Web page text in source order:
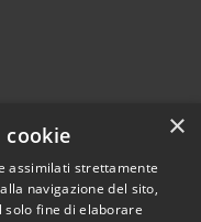
×
assimilati strettamente
navigazione del sito,
solo fine di elaborare